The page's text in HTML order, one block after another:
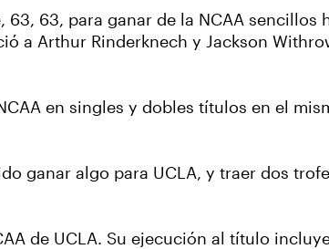
63, para ganar de la NCAA sencillos
a Arthur Rinderknech y Jackson
en singles y dobles títulos en el
ganar algo para UCLA, y traer dos
de UCLA. Su ejecución al título